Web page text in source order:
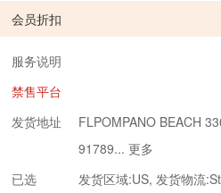
会员折扣
服务说明
禁售平台
发货地址
FLPOMPANO BEACH
91789... 更多
已选
发货区域:US, 发货物流